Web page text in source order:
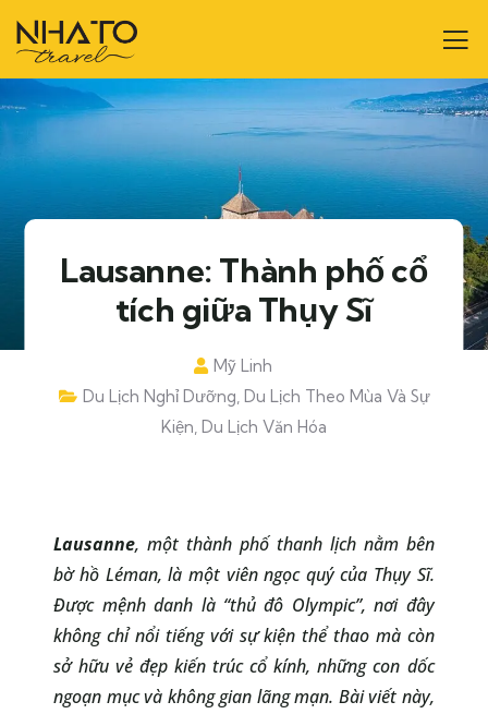
Lausanne: Thành phố cổ
tích giữa Thụy Sĩ
Mỹ Linh
Du Lịch Nghỉ Dưỡng, Du Lịch Theo Mùa Và Sự
Kiện, Du Lịch Văn Hóa
Lausanne, một thành phố thanh lịch nằm bên
bờ hồ Léman, là một viên ngọc quý của Thụy Sĩ.
Được mệnh danh là “thủ đô Olympic”, nơi đây
không chỉ nổi tiếng với sự kiện thể thao mà còn
sở hữu vẻ đẹp kiến trúc cổ kính, những con dốc
ngoạn mục và không gian lãng mạn. Bài viết này,